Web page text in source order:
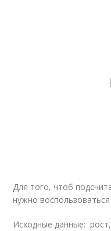
Для того, чтоб
нужно
Исходные данные: